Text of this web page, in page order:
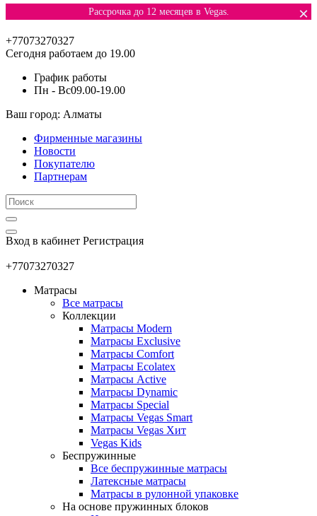
Рассрочка до 12 месяцев в Vegas. ×
+77073270327
Сегодня работаем до 19.00
График работы
Пн - Вс09.00-19.00
Ваш город: Алматы
Фирменные магазины
Новости
Покупателю
Партнерам
Вход в кабинет Регистрация
+77073270327
Матрасы
Все матрасы
Коллекции
Матрасы Modern
Матрасы Exclusive
Матрасы Comfort
Матрасы Ecolatex
Матрасы Active
Матрасы Dynamic
Матрасы Special
Матрасы Vegas Smart
Матрасы Vegas Хит
Vegas Kids
Беспружинные
Все беспружинные матрасы
Латексные матрасы
Матрасы в рулонной упаковке
На основе пружинных блоков